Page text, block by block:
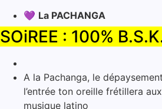
💜 La PACHANGA
SOiREE : 100%
A la Pachanga, le
l’entrée ton oreille frétillera
musique latino